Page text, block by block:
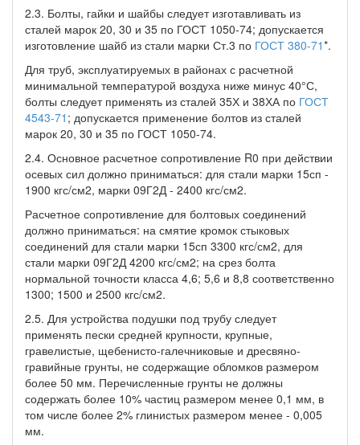
2.3. Болты, гайки и шайбы следует изготавливать из
сталей марок 20, 30 и 35 по ГОСТ 1050-74; допускается
изготовление шайб из стали марки Ст.3 по ГОСТ 380-71*.
Для труб, эксплуатируемых в районах с расчетной
минимальной температурой воздуха ниже минус 40°С,
болты следует применять из сталей 35Х и 38ХА по ГОСТ
4543-71 ; допускается применение болтов из сталей
марок 20, 30 и 35 по ГОСТ 1050-74.
2.4. Основное расчетное сопротивление R0 при действии
осевых сил должно приниматься: для стали марки 15сп -
1900 кгс/см2, марки 09Г2Д - 2400 кгс/см2.
Расчетное сопротивление для болтовых соединений
должно приниматься: на смятие кромок стыковых
соединений для стали марки 15сп 3300 кгс/см2, для
стали марки 09Г2Д 4200 кгс/см2; на срез болта
нормальной точности класса 4,6; 5,6 и 8,8 соответственно
1300; 1500 и 2500 кгс/см2.
2.5. Для устройства подушки под трубу следует
применять пески средней крупности, крупные,
гравелистые, щебенисто-галечниковые и дресвяно-
гравийные грунты, не содержащие обломков размером
более 50 мм. Перечисленные грунты не должны
содержать более 10% частиц размером менее 0,1 мм, в
том числе более 2% глинистых размером менее - 0,005
мм.